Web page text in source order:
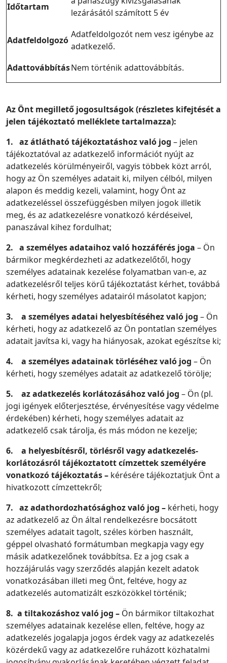
Időtartam
lezárásától számított 5 év
Adatfeldolgozó
Adatfeldolgozót nem vesz igénybe az
adatkezelő.
AdattovábbításNem történik adattovábbítás.
Az Önt megillető jogosultságok (részletes kifejtését a
jelen tájékoztató melléklete tartalmazza):
1. az átlátható tájékoztatáshoz való jog – jelen
tájékoztatóval az adatkezelő információt nyújt az
adatkezelés körülményeiről, vagyis többek közt arról,
hogy az Ön személyes adatait ki, milyen célból, milyen
alapon és meddig kezeli, valamint, hogy Önt az
adatkezeléssel összefüggésben milyen jogok illetik
meg, és az adatkezelésre vonatkozó kérdéseivel,
panaszával kihez fordulhat;
2. a személyes adataihoz való hozzáférés joga – Ön
bármikor megkérdezheti az adatkezelőtől, hogy
személyes adatainak kezelése folyamatban van-e, az
adatkezelésről teljes körű tájékoztatást kérhet, továbbá
kérheti, hogy személyes adatairól másolatot kapjon;
3.
a személyes adatai helyesbítéséhez való jog – Ön
kérheti, hogy az adatkezelő az Ön pontatlan személyes
adatait javítsa ki, vagy ha hiányosak, azokat egészítse ki;
4.
a személyes adatainak törléséhez való jog – Ön
kérheti, hogy személyes adatait az adatkezelő törölje;
5.
az adatkezelés korlátozásához való jog – Ön (pl.
jogi igények előterjesztése, érvényesítése vagy védelme
érdekében) kérheti, hogy személyes adatait az
adatkezelő csak tárolja, és más módon ne kezelje;
6.
a helyesbítésről, törlésről vagy adatkezelés-
korlátozásról tájékoztatott címzettek személyére
vonatkozó tájékoztatás– kérésére tájékoztatjuk Önt a
hivatkozott címzettekről;
7. az adathordozhatósághoz való jog – kérheti, hogy
az adatkezelő az Ön által rendelkezésre bocsátott
személyes adatait tagolt, széles körben használt,
géppel olvasható formátumban megkapja vagy egy
másik adatkezelőnek továbbítsa. Ez a jog csak a
hozzájárulás vagy szerződés alapján kezelt adatok
vonatkozásában illeti meg Önt, feltéve, hogy az
adatkezelés automatizált eszközökkel történik;
8. a tiltakozáshoz való jog – Ön bármikor tiltakozhat
személyes adatainak kezelése ellen, feltéve, hogy az
adatkezelés jogalapja jogos érdek vagy az adatkezelés
közérdekű vagy az adatkezelőre ruházott közhatalmi